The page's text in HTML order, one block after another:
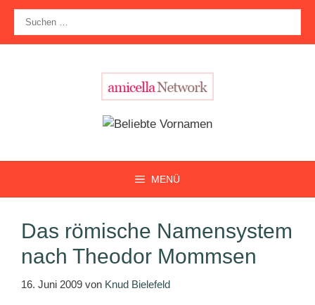
Zum
Inhalt
springen
nach:
MENÜ
Das römische Namensystem
nach Theodor Mommsen
16. Juni 2009 von Knud Bielefeld